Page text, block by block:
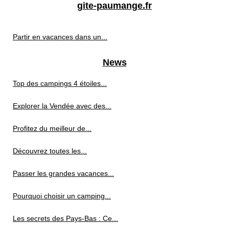
gite-paumange.fr
Partir en vacances dans un...
News
Top des campings 4 étoiles...
Explorer la Vendée avec des...
Profitez du meilleur de...
Découvrez toutes les...
Passer les grandes vacances...
Pourquoi choisir un camping...
Les secrets des Pays-Bas : Ce...